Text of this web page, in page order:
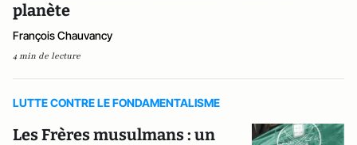
planète
François Chauvancy
4 min de lecture
LUTTE CONTRE LE FONDAMENTALISME
Les Frères musulmans : un